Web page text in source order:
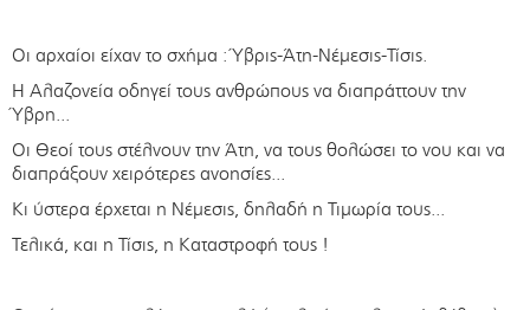
Οι αρχαίοι είχαν το σχήμα : Ύβρις-Άτη-Νέμεσις-Τίσις.
Η Αλαζονεία οδηγεί τους ανθρώπους να διαπράττουν την
Ύβρη...
Οι Θεοί τους στέλνουν την Άτη, να τους θολώσει το νου και να
διαπράξουν χειρότερες ανοησίες...
Κι ύστερα έρχεται η Νέμεσις, δηλαδή η Τιμωρία τους...
Τελικά, και η Τίσις, η Καταστροφή τους !